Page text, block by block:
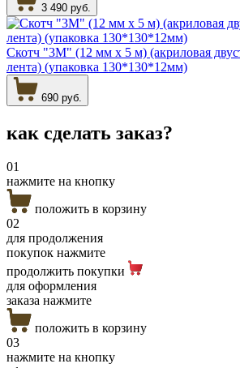
3 490 руб.
Скотч "3М" (12 мм х 5 м) (акриловая
лента) (упаковка 130*130*12мм)
690 руб.
как сделать заказ?
01
нажмите на кнопку
положить в корзину
02
для продолжения
покупок нажмите
продолжить покупки
для оформления
заказа нажмите
положить в корзину
03
нажмите на кнопку